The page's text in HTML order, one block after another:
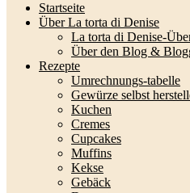
Startseite
Über La torta di Denise
La torta di Denise-
Über den Blog &
Rezepte
Umrechnungs-tabelle
Gewürze selbst
Kuchen
Cremes
Cupcakes
Muffins
Kekse
Gebäck